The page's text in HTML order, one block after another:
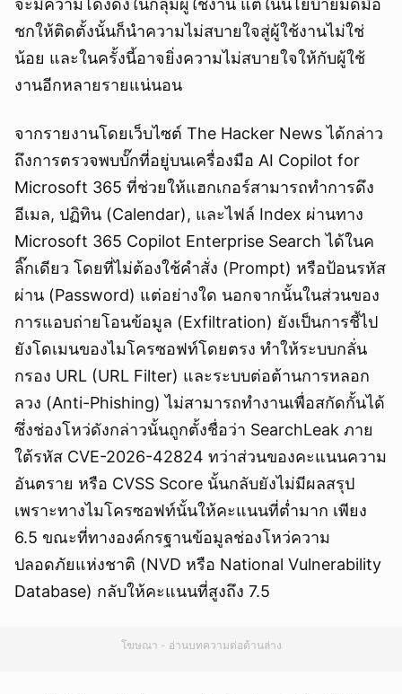
จะมีความโด่งดังในกลุ่มผู้ใช้งาน แต่ในนโยบายมัดมือ
ชกให้ติดตั้งนั้นก็นำความไม่สบายใจสู่ผู้ใช้งานไม่ใช่
น้อย และในครั้งนี้อาจยิ่งความไม่สบายใจให้กับผู้ใช้
งานอีกหลายรายแน่นอน
จากรายงานโดยเว็บไซต์ The Hacker News ได้กล่าว
ถึงการตรวจพบบั๊กที่อยู่บนเครื่องมือ AI Copilot for
Microsoft 365 ที่ช่วยให้แฮกเกอร์สามารถทำการดึง
อีเมล, ปฏิทิน (Calendar), และไฟล์ Index ผ่านทาง
Microsoft 365 Copilot Enterprise Search ได้ในค
ลิ๊กเดียว โดยที่ไม่ต้องใช้คำสั่ง (Prompt) หรือป้อนรหัส
ผ่าน (Password) แต่อย่างใด นอกจากนั้นในส่วนของ
การแอบถ่ายโอนข้อมูล (Exfiltration) ยังเป็นการชี้ไป
ยังโดเมนของไมโครซอฟท์โดยตรง ทำให้ระบบกลั่น
กรอง URL (URL Filter) และระบบต่อต้านการหลอก
ลวง (Anti-Phishing) ไม่สามารถทำงานเพื่อสกัดกั้นได้
ซึ่งช่องโหว่ดังกล่าวนั้นถูกตั้งชื่อว่า SearchLeak ภาย
ใต้รหัส CVE-2026-42824 ทว่าส่วนของคะแนนความ
อันตราย หรือ CVSS Score นั้นกลับยังไม่มีผลสรุป
เพราะทางไมโครซอฟท์นั้นให้คะแนนที่ต่ำมาก เพียง
6.5 ขณะที่ทางองค์กรฐานข้อมูลช่องโหว่ความ
ปลอดภัยแห่งชาติ (NVD หรือ National Vulnerability
Database) กลับให้คะแนนที่สูงถึง 7.5
โฆษณา - อ่านบทความต่อด้านล่าง